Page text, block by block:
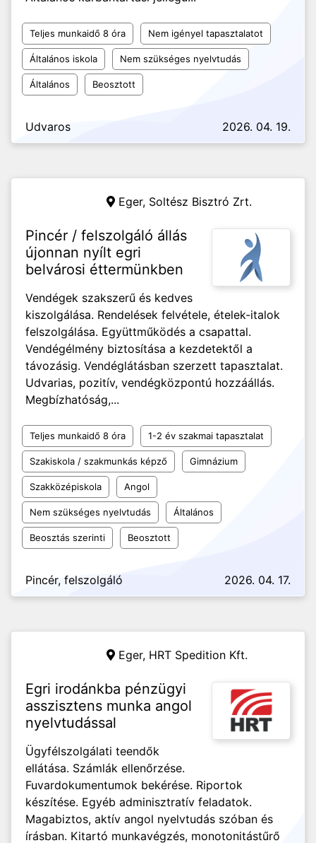
Teljes munkaidő 8 óra Nem igényel tapasztalatot
Általános iskola Nem szükséges nyelvtudás
Általános Beosztott
Udvaros 2026. 04. 19.
Eger, Soltész Bisztró Zrt.
Pincér / felszolgáló állás
újonnan nyílt egri
belvárosi éttermünkben
Vendégek szakszerű és kedves
kiszolgálása. Rendelések felvétele, ételek-italok
felszolgálása. Együttműködés a csapattal.
Vendégélmény biztosítása a kezdetektől a
távozásig. Vendéglátásban szerzett tapasztalat.
Udvarias, pozitív, vendégközpontú hozzáállás.
Megbízhatóság,...
Teljes munkaidő 8 óra 1-2 év szakmai tapasztalat
Szakiskola / szakmunkás képző Gimnázium
Szakközépiskola Angol
Nem szükséges nyelvtudás Általános
Beosztás szerinti Beosztott
Pincér, felszolgáló 2026. 04. 17.
Eger, HRT Spedition Kft.
Egri irodánkba pénzügyi
asszisztens munka angol
nyelvtudással
Ügyfélszolgálati teendők
ellátása. Számlák ellenőrzése.
Fuvardokumentumok bekérése. Riportok
készítése. Egyéb adminisztratív feladatok.
Magabiztos, aktív angol nyelvtudás szóban és
írásban. Kitartó munkavégzés, monotonitástűrő